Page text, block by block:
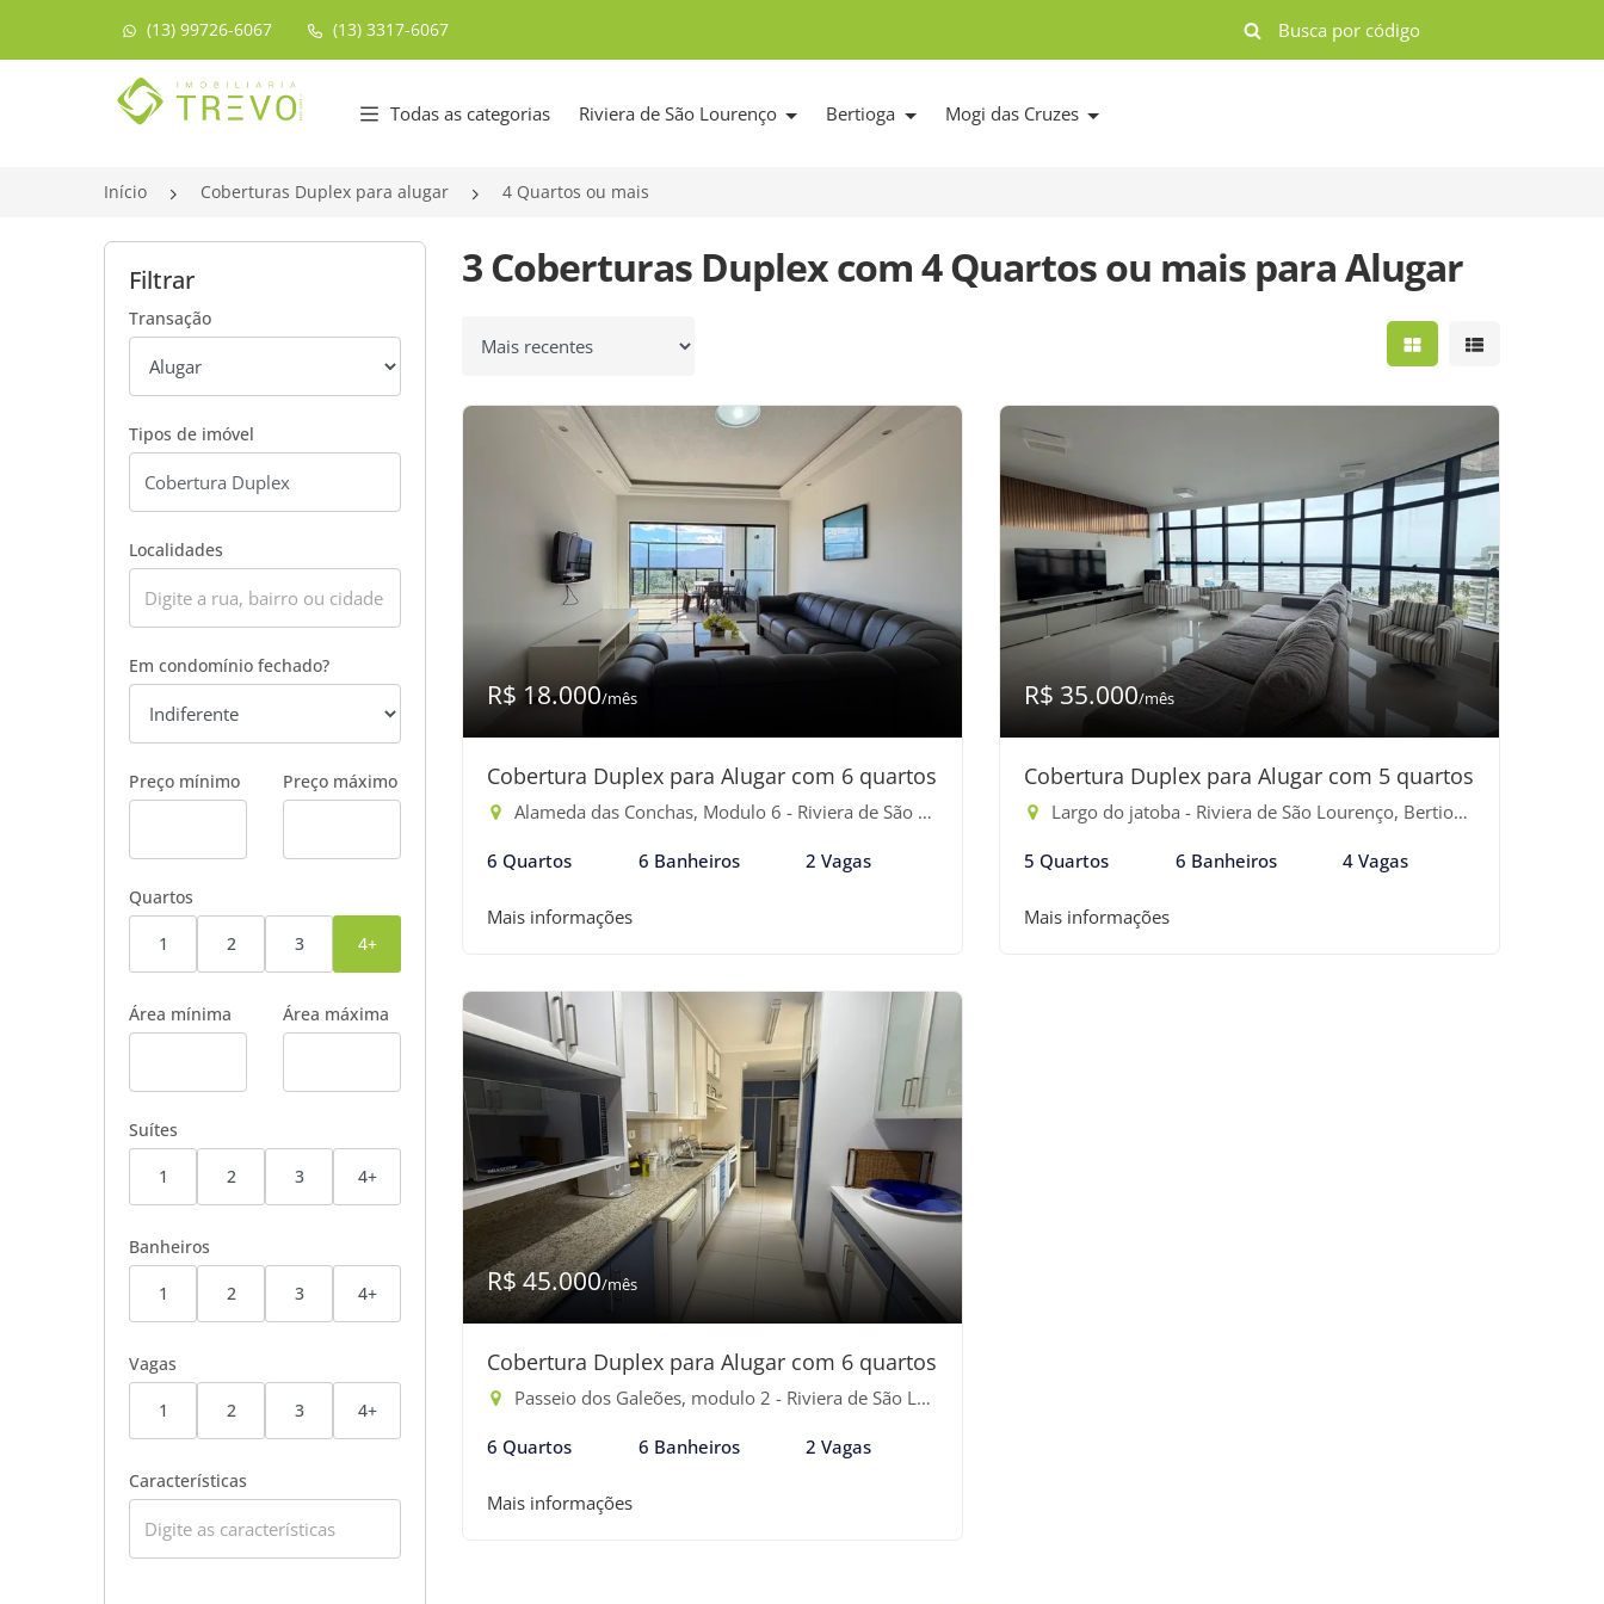
(13) 99726-6067 (13) 3317-6067
Página inicial
Todas as categorias Riviera de São Lourenço Bertioga Mogi das Cruzes
Início Coberturas Duplex para alugar 4 Quartos ou mais
Filtrar
Transação
Tipos de imóvel
Localidades
Em condomínio fechado?
Preço mínimo Preço máximo
Quartos
1 2 3 4+
Área mínima Área máxima
Suítes
1 2 3 4+
Banheiros
1 2 3 4+
Vagas
1 2 3 4+
Características
3 Coberturas Duplex com 4 Quartos ou mais para Alugar
Ordenar por Mostrar resultados
Mostrar
R$ 18.000/mês
Cobertura Duplex para Alugar com 6 quartos
Alameda das Conchas, Modulo 6 - Riviera de São Lourenço, Bertioga-SP
6 Quartos 6 Banheiros 2 Vagas
Mais informações
R$ 35.000/mês
Cobertura Duplex para Alugar com 5 quartos
Largo do jatoba - Riviera de São Lourenço, Bertioga-SP
5 Quartos 6 Banheiros 4 Vagas
Mais informações
R$ 45.000/mês
Cobertura Duplex para Alugar com 6 quartos
Passeio dos Galeões, modulo 2 - Riviera de São Lourenço, Bertioga-SP
6 Quartos 6 Banheiros 2 Vagas
Mais informações